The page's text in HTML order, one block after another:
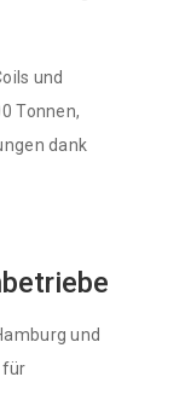
und
Tonnen,
dank
und
für